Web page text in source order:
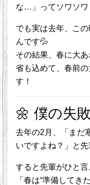
な…」ってソワソワ
でも実は去年、こ
んです💦
その結果、春に大
省も込めて、春前
す！
🌼 僕の失
去年の2月、「まだ
いですよね？」と先
すると先輩がひと言
「春は“準備してき